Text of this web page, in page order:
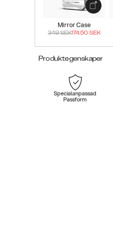
Mirror Case
349SEK174.50 SEK
Produktegenskaper
Specialanpassad
Passform